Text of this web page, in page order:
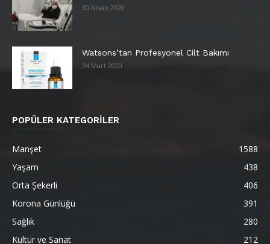
30 Nisan 2020
Watsons’tan Profesyonel Cilt Bakımı
24 Mart 2020
POPÜLER KATEGORİLER
Manşet
1588
Yaşam
438
Orta Şekerli
406
Korona Günlüğü
391
Sağlık
280
Kültür ve Sanat
212